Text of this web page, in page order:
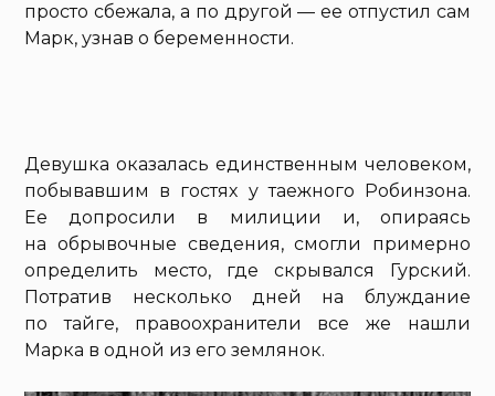
просто сбежала, а по другой — ее отпустил сам
Марк, узнав о беременности.
Девушка оказалась единственным человеком,
побывавшим в гостях у таежного Робинзона.
Ее допросили в милиции и, опираясь
на обрывочные сведения, смогли примерно
определить место, где скрывался Гурский.
Потратив несколько дней на блуждание
по тайге, правоохранители все же нашли
Марка в одной из его землянок.